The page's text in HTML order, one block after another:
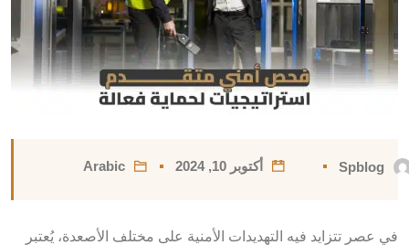
Spblog أكتوبر 10, 2024 Arabic
في عصر تتزايد فيه التهديدات الأمنية على مختلف الأصعدة، يُعتبر